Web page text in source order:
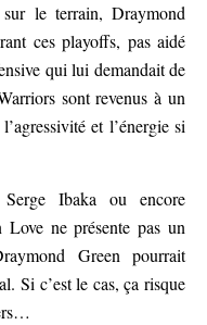
le terrain, Draymond
ces playoffs, pas aidé
qui lui demandait de
sont revenus à un
et l’énergie si
Ibaka ou encore
ne présente pas un
Green pourrait
Si c’est le cas, ça risque